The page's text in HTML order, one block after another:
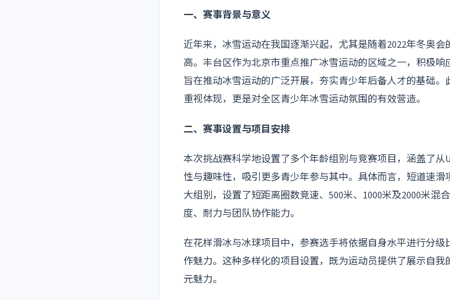
一、赛事背景与意义
近年来，冰雪运动在我国逐渐兴起，尤其是随着2022年冬奥
高。丰台区作为北京市重点推广冰雪运动的区域之一，积极响
旨在推动冰雪运动的广泛开展，夯实青少年后备人才的基础
重视体现，更是对全区青少年冰雪运动氛围的有效营造。
二、赛事设置与项目安排
本次挑战赛科学地设置了多个年龄组别与竞赛项目，涵盖了从
性与趣味性，吸引更多青少年参与其中。具体而言，短道速滑
大组别，设置了短距离圈数竞速、500米、1000米及2000米混
度、耐力与团队协作能力。
在花样滑冰与冰球项目中，参赛选手将依据自身水平进行分
作魅力。这种多样化的项目设置，既为运动员提供了展示自
元魅力。